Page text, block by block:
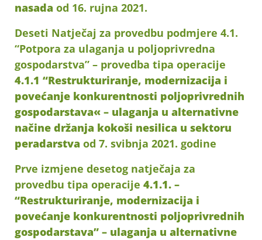
nasada od 16. rujna 2021.
Deseti Natječaj za provedbu podmjere 4.1.
“Potpora za ulaganja u poljoprivredna
gospodarstva” – provedba tipa operacije
4.1.1 “Restrukturiranje, modernizacija i
povećanje konkurentnosti poljoprivrednih
gospodarstava« – ulaganja u alternativne
načine držanja kokoši nesilica u sektoru
peradarstva od 7. svibnja 2021. godine
Prve izmjene desetog natječaja za
provedbu tipa operacije 4.1.1. –
“Restrukturiranje, modernizacija i
povećanje konkurentnosti poljoprivrednih
gospodarstava” – ulaganja u alternativne